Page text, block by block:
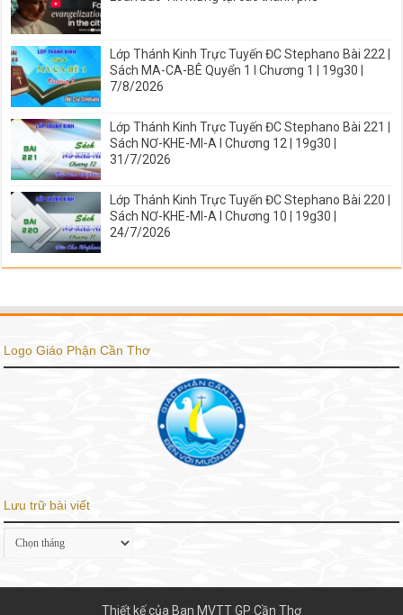
Lớp Thánh Kinh Trực Tuyến ĐC Stephano Bài 222 |
Sách MA-CA-BÊ Quyển 1 I Chương 1 | 19g30 |
7/8/2026
Lớp Thánh Kinh Trực Tuyến ĐC Stephano Bài 221 |
Sách NƠ-KHE-MI-A I Chương 12 | 19g30 |
31/7/2026
Lớp Thánh Kinh Trực Tuyến ĐC Stephano Bài 220 |
Sách NƠ-KHE-MI-A I Chương 10 | 19g30 |
24/7/2026
Logo Giáo Phận Cần Thơ
Lưu trữ bài viết
Lưu
trữ
Thiết kế của Ban MVTT GP Cần Thơ